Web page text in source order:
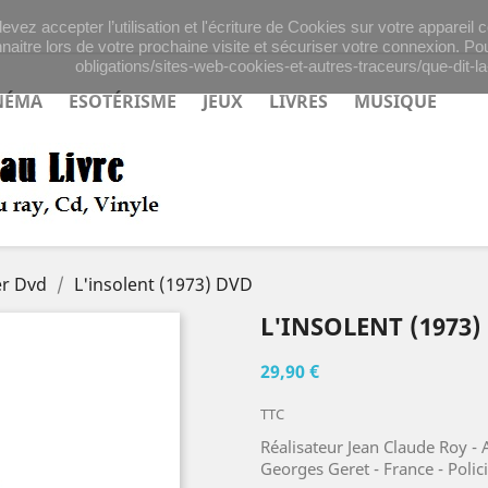
accepter l’utilisation et l'écriture de Cookies sur votre
lors de votre prochaine visite et sécuriser votre connexion.
obligations/sites-web-cookies-et-autres-traceurs/que-dit-
ESOTÉRISME JEUX LIVRES MUSIQUE
Dvd L'insolent (1973) DVD
L'INSOLENT (1973)
29,90 €
TTC
Réalisateur Jean Claude Roy
Georges Geret - France -